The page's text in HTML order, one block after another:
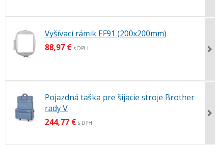
Vyšívací rámik EF91 (200x200mm)
88,97 € s DPH
Pojazdná taška pre šijacie stroje Brother
rady V
244,77 € s DPH